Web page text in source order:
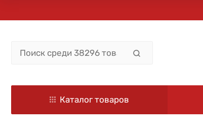
Каталог товаров